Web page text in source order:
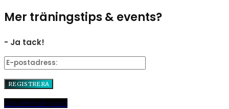
Mer träningstips & events?
- Ja tack!
DelaPinnaE-post